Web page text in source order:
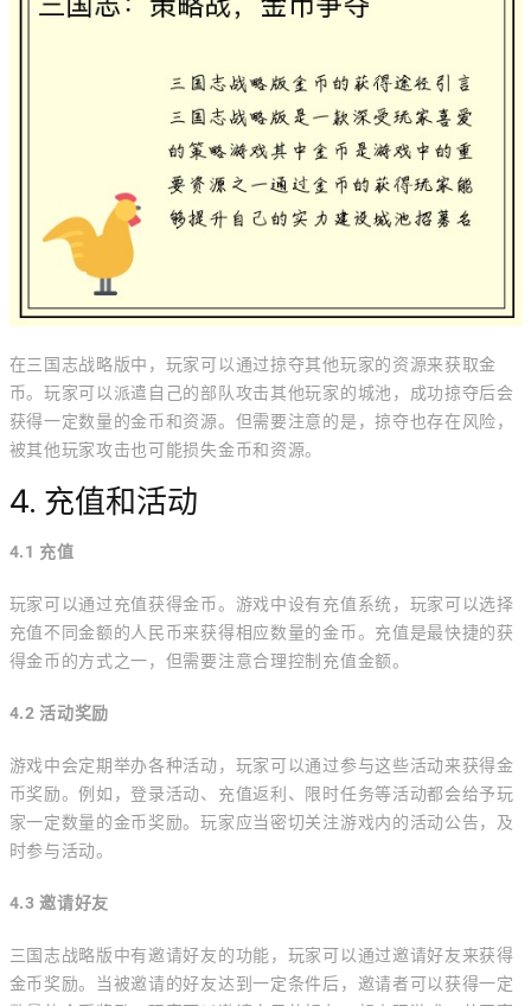
在三国志战略版中，玩家可以通过掠夺其他玩家的资源来获取金
币。玩家可以派遣自己的部队攻击其他玩家的城池，成功掠夺后会
获得一定数量的金币和资源。但需要注意的是，掠夺也存在风险，
被其他玩家攻击也可能损失金币和资源。
4. 充值和活动
4.1 充值
玩家可以通过充值获得金币。游戏中设有充值系统，玩家可以选择
充值不同金额的人民币来获得相应数量的金币。充值是最快捷的获
得金币的方式之一，但需要注意合理控制充值金额。
4.2 活动奖励
游戏中会定期举办各种活动，玩家可以通过参与这些活动来获得金
币奖励。例如，登录活动、充值返利、限时任务等活动都会给予玩
家一定数量的金币奖励。玩家应当密切关注游戏内的活动公告，及
时参与活动。
4.3 邀请好友
三国志战略版中有邀请好友的功能，玩家可以通过邀请好友来获得
金币奖励。当被邀请的好友达到一定条件后，邀请者可以获得一定